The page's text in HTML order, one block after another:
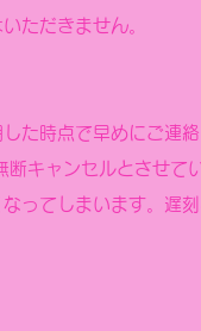
ただきません。
た時点で早めにご連
キャンセルとさせて
ってしまいます。 遅